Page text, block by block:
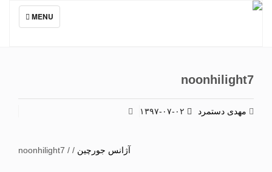
TOGGLE
NAVIGATION
MENU
noonhilight7
مهدی دستمرد
آژانس جورچین/
/
noonhilight7